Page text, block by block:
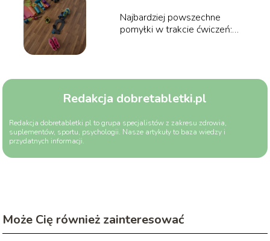
Najbardziej powszechne
pomyłki w trakcie ćwiczeń:
Redakcja dobretabletki.pl
Redakcja dobretabletki.pl to grupa specjalistów z zakresu zdrowia,
suplementów, sportu, psychologii. Nasze artykuły to baza wiedzy i
przydatnych informacji.
Może Cię również zainteresować